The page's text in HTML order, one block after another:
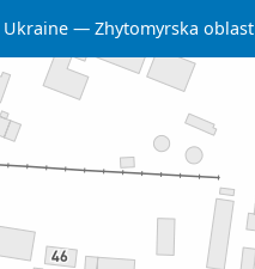
Ukraine Zhytomyrska oblast